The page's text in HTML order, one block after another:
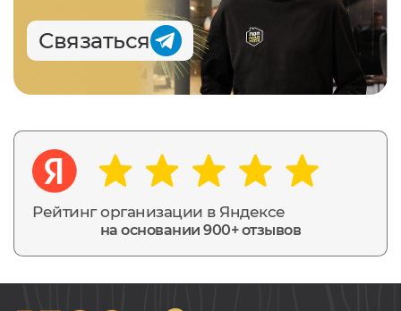
Рейтинг организации в Яндексе
на основании 900+ отзывов
Связаться